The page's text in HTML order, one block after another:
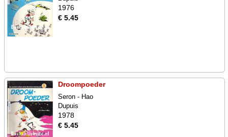
1976
€ 5.45
Droompoeder
Seron - Hao
Dupuis
1978
€ 5.45